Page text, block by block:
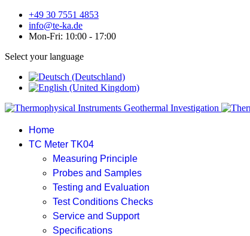
+49 30 7551 4853
info@te-ka.de
Mon-Fri: 10:00 - 17:00
Select your language
Home
TC Meter TK04
Measuring Principle
Probes and Samples
Testing and Evaluation
Test Conditions Checks
Service and Support
Specifications